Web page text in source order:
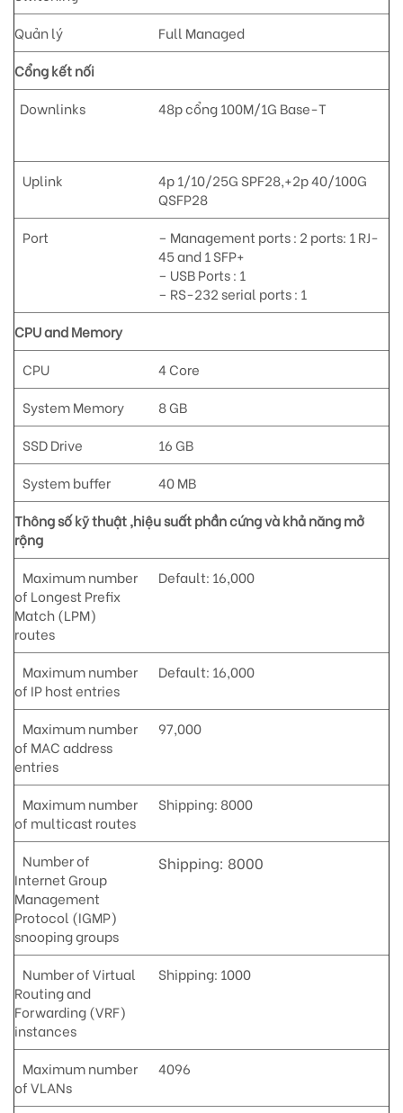
Quản lý
Full Managed
Cổng kết nối
Downlinks
48p cổng 100M/1G Base-T
Uplink
4p 1/10/25G SPF28,+2p 40/100G
QSFP28
Port
– Management ports : 2 ports: 1 RJ-
45 and 1 SFP+
– USB Ports : 1
– RS-232 serial ports : 1
CPU and Memory
CPU
4 Core
System Memory
8 GB
SSD Drive
16 GB
System buffer
40 MB
Thông số kỹ thuật ,hiệu suất phần cứng và khả năng mở
rộng
Maximum number
of Longest Prefix
Match (LPM)
routes
Default: 16,000
Maximum number
of IP host entries
Default: 16,000
Maximum number
of MAC address
entries
97,000
Maximum number
of multicast routes
Shipping: 8000
Number of
Internet Group
Management
Protocol (IGMP)
snooping groups
Shipping: 8000
Number of Virtual
Routing and
Forwarding (VRF)
instances
Shipping: 1000
Maximum number
of VLANs
4096